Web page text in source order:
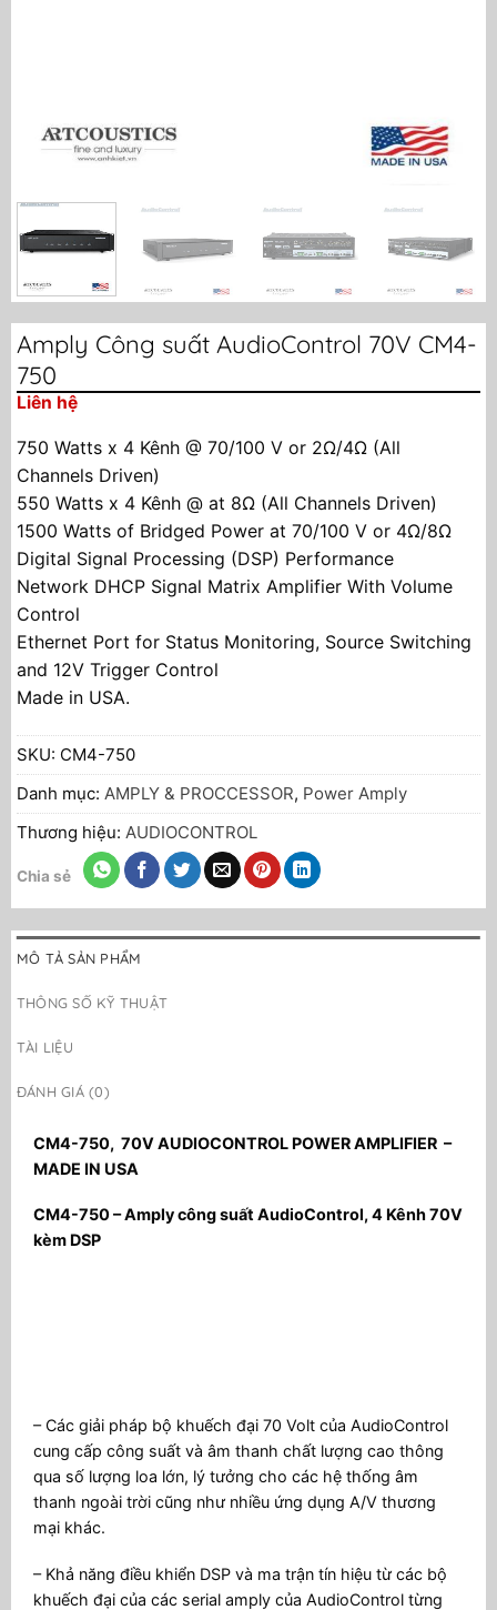
Amply Công suất AudioControl 70V CM4-
750
Liên hệ
750 Watts x 4 Kênh @ 70/100 V or 2Ω/4Ω (All
Channels Driven)
550 Watts x 4 Kênh @ at 8Ω (All Channels Driven)
1500 Watts of Bridged Power at 70/100 V or 4Ω/8Ω
Digital Signal Processing (DSP) Performance
Network DHCP Signal Matrix Amplifier With Volume
Control
Ethernet Port for Status Monitoring, Source Switching
and 12V Trigger Control
Made in USA.
SKU: CM4-750
Danh mục: AMPLY & PROCCESSOR, Power Amply
Thương hiệu: AUDIOCONTROL
Chia sẻ
MÔ TẢ SẢN PHẨM
THÔNG SỐ KỸ THUẬT
TÀI LIỆU
ĐÁNH GIÁ (0)
CM4-750, 70V AUDIOCONTROL POWER AMPLIFIER –
MADE IN USA
CM4-750 – Amply công suất AudioControl, 4 Kênh 70V
kèm DSP
– Các giải pháp bộ khuếch đại 70 Volt của AudioControl
cung cấp công suất và âm thanh chất lượng cao thông
qua số lượng loa lớn, lý tưởng cho các hệ thống âm
thanh ngoài trời cũng như nhiều ứng dụng A/V thương
mại khác.
– Khả năng điều khiển DSP và ma trận tín hiệu từ các bộ
khuếch đại của các serial amply của AudioControl từng